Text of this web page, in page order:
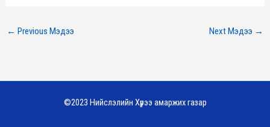
← Previous Мэдээ Next Мэдээ →
©2023 Нийслэлийн Хүрээ амаржих газар